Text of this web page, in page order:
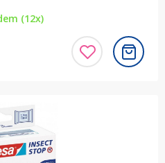
(12x)